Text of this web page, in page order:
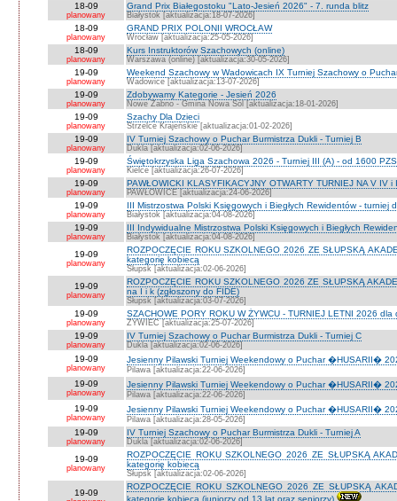
18-09
planowany
Grand Prix Białegostoku "Lato-Jesień 2026" - 7. runda blitz
Białystok [aktualizacja:18-07-2026]
18-09
planowany
GRAND PRIX POLONII WROCŁAW
Wrocław [aktualizacja:25-05-2026]
18-09
planowany
Kurs Instruktorów Szachowych (online)
Warszawa (online) [aktualizacja:30-05-2026]
19-09
planowany
Weekend Szachowy w Wadowicach IX Turniej Szachowy o
Wadowice [aktualizacja:13-07-2026]
19-09
planowany
Zdobywamy Kategorie - Jesień 2026
Nowe Żabno - Gmina Nowa Sól [aktualizacja:18-01-2026]
19-09
planowany
Szachy Dla Dzieci
Strzelce Krajeńskie [aktualizacja:01-02-2026]
19-09
planowany
IV Turniej Szachowy o Puchar Burmistrza Dukli - Turniej B
Dukla [aktualizacja:02-06-2026]
19-09
planowany
Świętokrzyska Liga Szachowa 2026 - Turniej III (A) - od 1600
Kielce [aktualizacja:26-07-2026]
19-09
planowany
PAWŁOWICKI KLASYFIKACYJNY OTWARTY TURNIEJ NA V IV i
PAWŁOWICE [aktualizacja:24-06-2026]
19-09
planowany
III Mistrzostwa Polski Księgowych i Biegłych Rewidentów - turniej
Białystok [aktualizacja:04-08-2026]
19-09
planowany
III Indywidualne Mistrzostwa Polski Księgowych i Biegłych
Białystok [aktualizacja:04-08-2026]
19-09
planowany
ROZPOCZĘCIE ROKU SZKOLNEGO 2026 ZE SŁUPSKĄ
kategorię kobiecą
Słupsk [aktualizacja:02-06-2026]
19-09
planowany
ROZPOCZĘCIE ROKU SZKOLNEGO 2026 ZE SŁUPSKĄ
na I i k (zgłoszony do FIDE)
Słupsk [aktualizacja:03-07-2026]
19-09
planowany
SZACHOWE PORY ROKU W ŻYWCU - TURNIEJ LETNI 2026 dla
ŻYWIEC [aktualizacja:25-07-2026]
19-09
planowany
IV Turniej Szachowy o Puchar Burmistrza Dukli - Turniej C
Dukla [aktualizacja:02-06-2026]
19-09
planowany
Jesienny Pilawski Turniej Weekendowy o Puchar �HUSARII�
Pilawa [aktualizacja:22-06-2026]
19-09
planowany
Jesienny Pilawski Turniej Weekendowy o Puchar �HUSARII�
Pilawa [aktualizacja:22-06-2026]
19-09
planowany
Jesienny Pilawski Turniej Weekendowy o Puchar �HUSARII�
Pilawa [aktualizacja:28-05-2026]
19-09
planowany
IV Turniej Szachowy o Puchar Burmistrza Dukli - Turniej A
Dukla [aktualizacja:02-06-2026]
19-09
planowany
ROZPOCZĘCIE ROKU SZKOLNEGO 2026 ZE SŁUPSKĄ
kategorię kobiecą
Słupsk [aktualizacja:02-06-2026]
19-09
ROZPOCZĘCIE ROKU SZKOLNEGO 2026 ZE SŁUPSKĄ
kategorię kobiecą (juniorzy od 13 lat oraz seniorzy)